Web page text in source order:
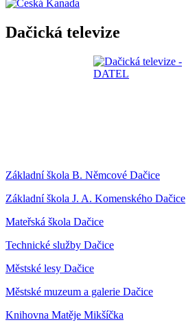
Dačická televize
Základní škola B. Němcové Dačice
Základní škola J. A. Komenského Dačice
Mateřská škola Dačice
Technické služby Dačice
Městské lesy Dačice
Městské muzeum a galerie Dačice
Knihovna Matěje Mikšíčka